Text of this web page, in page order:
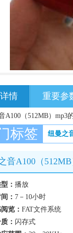
情 重要参
A100（512MB）mp3
标签 纽曼之
音A100（
： 播放
： 7－10小时
览： FAT文件系统
： 闪存式